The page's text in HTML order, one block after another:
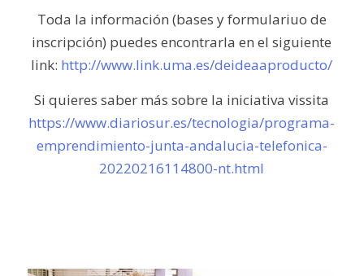
Toda la información (bases y formulariuo de
inscripción) puedes encontrarla en el siguiente
link: http://www.link.uma.es/deideaaproducto/
Si quieres saber más sobre la iniciativa vissita
https://www.diariosur.es/tecnologia/programa-
emprendimiento-junta-andalucia-telefonica-
20220216114800-nt.html